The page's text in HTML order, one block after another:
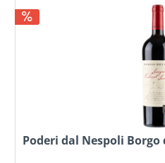
Poderi dal Nespoli Borgo